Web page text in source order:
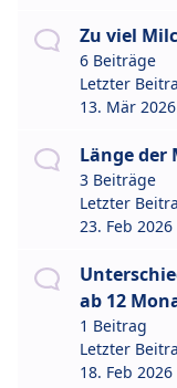
Zu viel
6 Beiträge
Letzter
13. Mär
Länge der
3 Beiträge
Letzter
23. Feb 2026
ab 12
1 Beitrag
Letzter
18. Feb